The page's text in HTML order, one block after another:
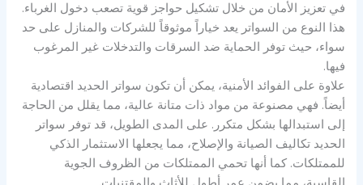
في تعزيز الأمان من خلال تشكيل حواجز قوية تصعب دخول الغرباء.
هذا النوع من السواتر يعد خياراً موثوقاً للشركات والمنازل على حد
سواء، حيث توفر الحماية ضد السرقات والتدخلات غير المرغوب
فيها.
علاوة على الفوائد الأمنية، يمكن أن تكون سواتر الحديد اقتصادية
أيضاً. فهي مصنوعة من مواد ذات متانة عالية، مما يقلل من الحاجة
إلى استبدالها بشكل متكرر. على المدى الطويل، قد توفر سواتر
الحديد تكاليف الصيانة والإصلاح، مما يجعلها الاستثمار الذكي
للممتلكات. كما أنها تحمي الممتلكات من الظروف الجوية